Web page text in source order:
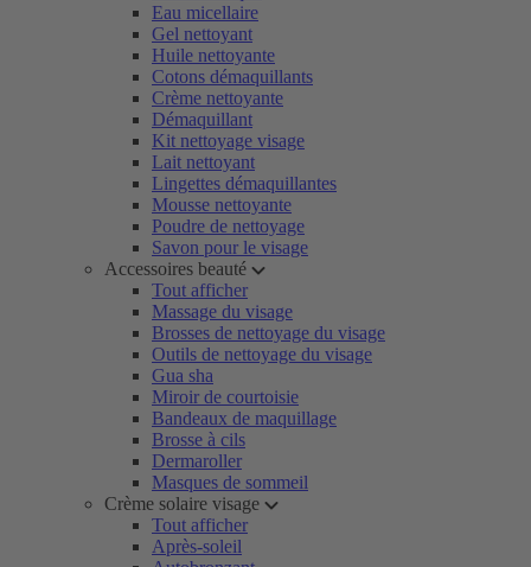
Eau micellaire
Gel nettoyant
Huile nettoyante
Cotons démaquillants
Crème nettoyante
Démaquillant
Kit nettoyage visage
Lait nettoyant
Lingettes démaquillantes
Mousse nettoyante
Poudre de nettoyage
Savon pour le visage
Accessoires beauté
Tout afficher
Massage du visage
Brosses de nettoyage du visage
Outils de nettoyage du visage
Gua sha
Miroir de courtoisie
Bandeaux de maquillage
Brosse à cils
Dermaroller
Masques de sommeil
Crème solaire visage
Tout afficher
Après-soleil